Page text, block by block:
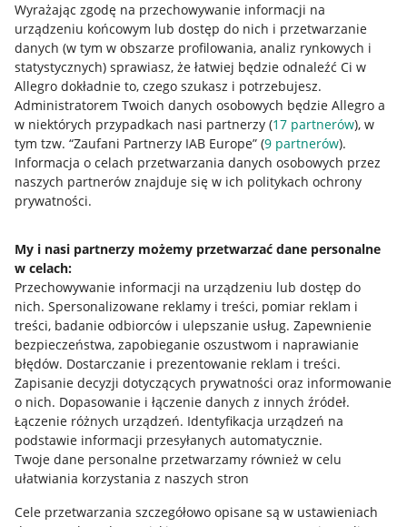
Wyrażając zgodę na przechowywanie informacji na
urządzeniu końcowym lub dostęp do nich i przetwarzanie
danych (w tym w obszarze profilowania, analiz rynkowych i
statystycznych) sprawiasz, że łatwiej będzie odnaleźć Ci w
Allegro dokładnie to, czego szukasz i potrzebujesz.
Administratorem Twoich danych osobowych będzie Allegro a
w niektórych przypadkach nasi partnerzy (17 partnerów), w
tym tzw. “Zaufani Partnerzy IAB Europe” (9 partnerów).
Informacja o celach przetwarzania danych osobowych przez
naszych partnerów znajduje się w ich politykach ochrony
prywatności.
My i nasi partnerzy możemy przetwarzać dane personalne
w celach:
Przechowywanie informacji na urządzeniu lub dostęp do
nich. Spersonalizowane reklamy i treści, pomiar reklam i
treści, badanie odbiorców i ulepszanie usług. Zapewnienie
bezpieczeństwa, zapobieganie oszustwom i naprawianie
błędów. Dostarczanie i prezentowanie reklam i treści.
Zapisanie decyzji dotyczących prywatności oraz informowanie
o nich. Dopasowanie i łączenie danych z innych źródeł.
Łączenie różnych urządzeń. Identyfikacja urządzeń na
podstawie informacji przesyłanych automatycznie.
Twoje dane personalne przetwarzamy również w celu
ułatwiania korzystania z naszych stron
Cele przetwarzania szczegółowo opisane są w ustawieniach
Nawigacja
Przydatne informacje
Jak to działa
Allegro Gadane dla sprzedających
Allegro Gadane dla kupujących
Mapa miejscowości
Informacje prawne
Regulamin
Polityka plików "cookies"
Ustawienia plików "cookies"
Udostępnianie lokalizacji